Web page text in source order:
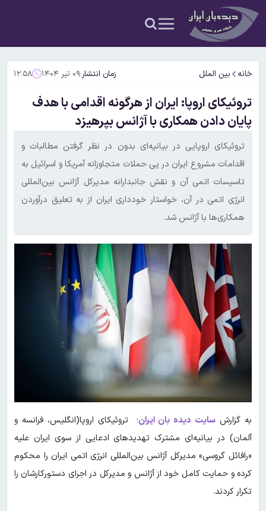
خانه بین الملل زمان انتشار:۰۹ تیر ۱۴۰۴ ۱۲:۵۸
تروئیکای اروپا: ایران از هرگونه اقدامی با هدف
پایان دادن همکاری با آژانس بپرهیزد
تروئیکای اروپایی در بیانیه‌ای بدون در نظر گرفتن مطالبات و
اقدامات مشروع ایران در پی حملات متجاوزانه آمریکا و اسرائیل به
تاسیسات اتمی آن و نقش جانبدارانه مدیرکل آژانس بین‌المللی
انرژی اتمی در آن، خواستار خودداری ایران از به تعلیق درآوردن
همکاری‌ها با آژانس شد.
به گزارش سایت دیده بان ایران؛ تروئیکای اروپا(انگلیس، فرانسه و
آلمان) در بیانیه‌ای مشترک تهدیدهای ادعایی از سوی ایران علیه
«رافائل گروسی» مدیرکل آژانس بین‌المللی انرژی اتمی ایران را محکوم
کرده و حمایت کامل خود از آژانس و مدیرکل در اجرای دستورکارشان را
تکرار کردند.